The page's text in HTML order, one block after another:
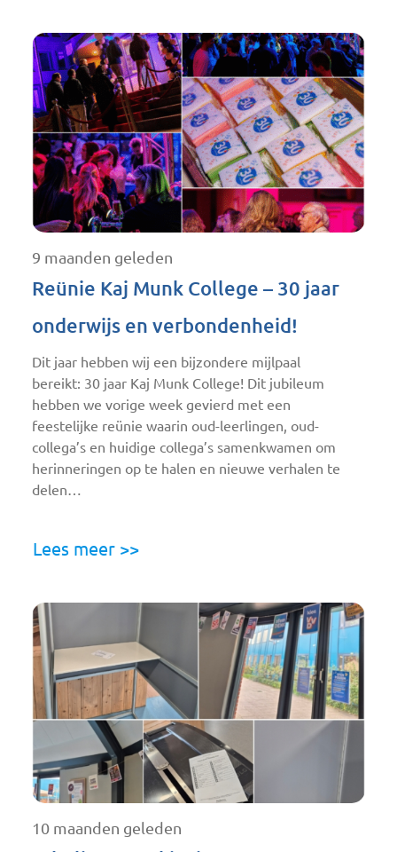
9 maanden geleden
Reünie Kaj Munk College – 30 jaar
onderwijs en verbondenheid!
Dit jaar hebben wij een bijzondere mijlpaal
bereikt: 30 jaar Kaj Munk College! Dit jubileum
hebben we vorige week gevierd met een
feestelijke reünie waarin oud-leerlingen, oud-
collega’s en huidige collega’s samenkwamen om
herinneringen op te halen en nieuwe verhalen te
delen…
Lees meer >>
10 maanden geleden